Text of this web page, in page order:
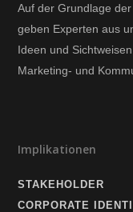
Auf der Grundlage
geben Experten aus
Ideen und
Marketing- und
Implikationen
STAKEHOLDER
CORPORATE